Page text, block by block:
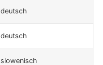
deutsch
deutsch
slowenisch